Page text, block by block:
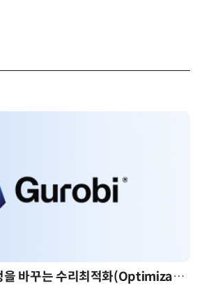
나: 폭증하는 AI 토큰 비용 관리 전략